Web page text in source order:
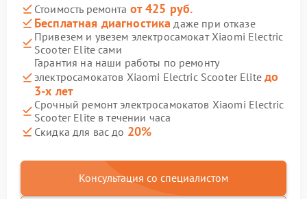
Стоимость ремонта от 425 руб.
Бесплатная диагностика даже при отказе
Привезем и увезем электросамокат Xiaomi Electric
Scooter Elite сами
Гарантия на наши работы по ремонту
электросамокатов Xiaomi Electric Scooter Eliteдо
3-х лет
Срочный ремонт электросамокатов Xiaomi Electric
Scooter Elite в течении часа
Скидка для вас до 20%
Консультация со специалистом